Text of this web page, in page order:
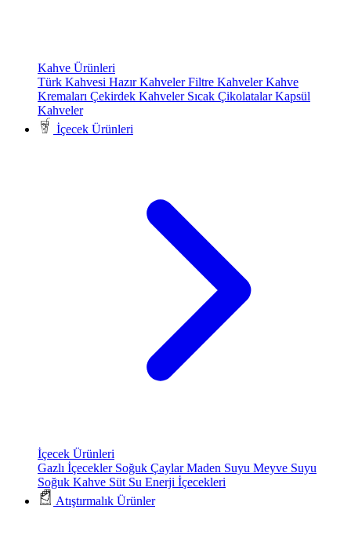
Kahve Ürünleri
Türk Kahvesi Hazır KahvelerFiltre KahvelerKahve
Kremaları Çekirdek Kahveler Sıcak ÇikolatalarKapsül
Kahveler
İçecek Ürünleri
İçecek Ürünleri
Gazlı İçecekler Soğuk ÇaylarMaden Suyu Meyve Suyu
Soğuk Kahve Süt Su Enerji İçecekleri
Atıştırmalık Ürünler